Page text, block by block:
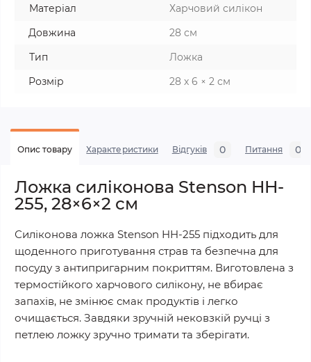
Матеріал
Харчовий силікон
Довжина
28 см
Тип
Ложка
Розмір
28 х 6 × 2 см
Опис товару Характеристики Відгуків 0 Питання 0
Ложка силіконова Stenson HH-
255, 28×6×2 см
Силіконова ложка Stenson HH-255 підходить для
щоденного приготування страв та безпечна для
посуду з антипригарним покриттям. Виготовлена з
термостійкого харчового силікону, не вбирає
запахів, не змінює смак продуктів і легко
очищається. Завдяки зручній нековзкій ручці з
петлею ложку зручно тримати та зберігати.